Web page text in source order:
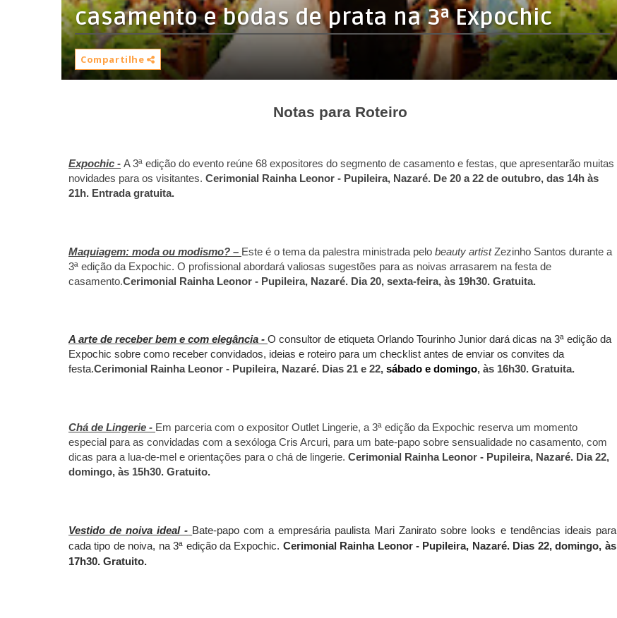
Compartilhe
Notas para Roteiro
Expochic - A 3ª edição do evento reúne 68 expositores do segmento de casamento e festas, que apresentarão muitas
novidades para os visitantes. Cerimonial Rainha Leonor - Pupileira, Nazaré. De 20 a 22 de outubro, das 14h às
21h. Entrada gratuita.
Maquiagem: moda ou modismo? – Este é o tema da palestra ministrada pelo beauty artistZezinho Santos durante a
3ª edição da Expochic. O profissional abordará valiosas sugestões para as noivas arrasarem na festa de
casamento.Cerimonial Rainha Leonor - Pupileira, Nazaré. Dia 20, sexta-feira, às 19h30. Gratuita.
A arte de receber bem e com elegância - O consultor de etiqueta Orlando Tourinho Junior dará dicas na 3ª edição da
Expochic sobre como receber convidados, ideias e roteiro para um checklist antes de enviar os convites da
festa.Cerimonial Rainha Leonor - Pupileira, Nazaré. Dias 21 e 22, sábado e domingo, às 16h30. Gratuita.
Chá de Lingerie - Em parceria com o expositor Outlet Lingerie, a 3ª edição da Expochic reserva um momento
especial para as convidadas com a sexóloga Cris Arcuri, para um bate-papo sobre sensualidade no casamento, com
dicas para a lua-de-mel e orientações para o chá de lingerie. Cerimonial Rainha Leonor - Pupileira, Nazaré. Dia 22,
domingo, às 15h30. Gratuito.
Vestido de noiva ideal - Bate-papo com a empresária paulista Mari Zanirato sobre looks e tendências ideais para
cada tipo de noiva, na 3ª edição da Expochic. Cerimonial Rainha Leonor - Pupileira, Nazaré. Dias 22, domingo, às
17h30. Gratuito.